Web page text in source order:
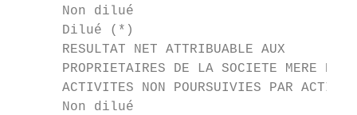
Non dilué
Dilué (*)
      RESULTAT NET ATTRIBUABLE AUX
      PROPRIETAIRES DE LA SOCIETE MERE DES
ACTIVITES NON POURSUIVIES PAR
Non dilué